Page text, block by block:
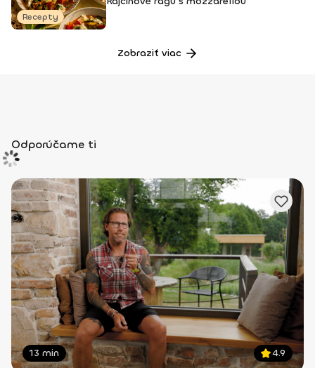
Recepty
Zobraziť viac
Odporúčame ti
13 min 4.9